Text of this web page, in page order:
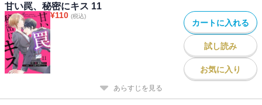
甘い罠、秘密にキス 11
¥110 (税込)
カートに入れる
試し読み
お気に入り
あらすじを見る